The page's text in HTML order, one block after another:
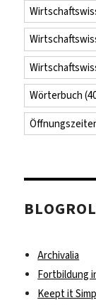
Wörterbuch
Archivalia
Fortbildung
Keept it